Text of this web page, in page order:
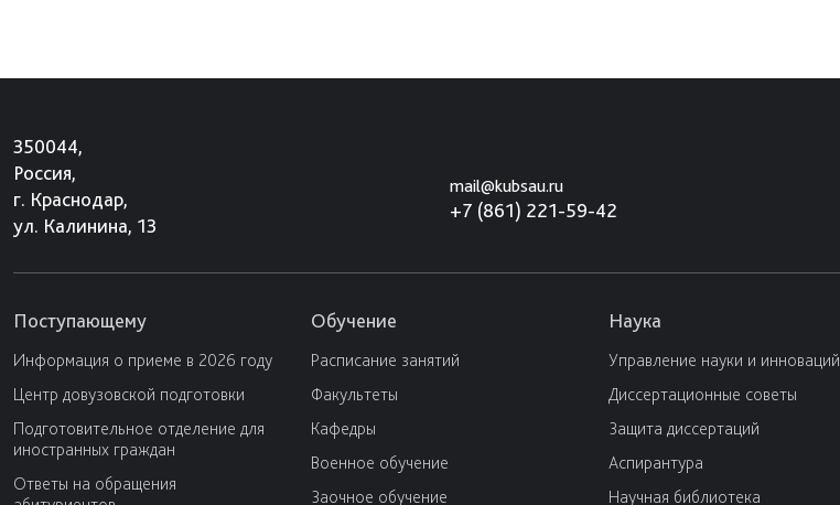
350044,
Россия,
г. Краснодар,
ул. Калинина, 13
mail@kubsau.ru
+7 (861) 221-59-42
Поступающему
Информация о приеме в 2026 году
Центр довузовской подготовки
Подготовительное отделение для
иностранных граждан
Ответы на обращения
Обучение
Расписание занятий
Факультеты
Кафедры
Военное обучение
Заочное обучение
Наука
Управление науки и инноваций
Диссертационные советы
Защита диссертаций
Аспирантура
Научная библиотека